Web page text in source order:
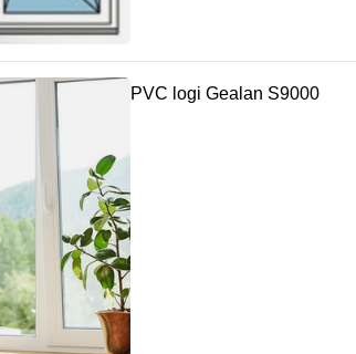
PVC logi Gealan S9000